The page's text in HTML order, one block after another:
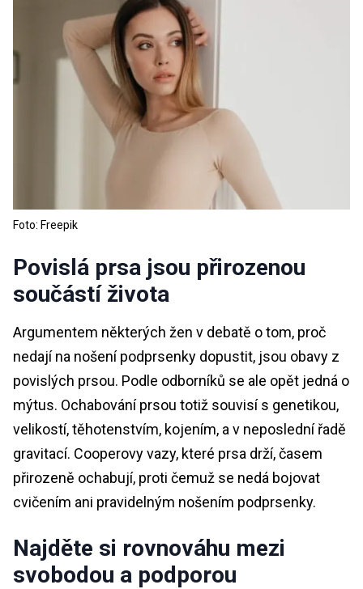
Foto: Freepik
Povislá prsa jsou přirozenou
součástí života
Argumentem některých žen v debatě o tom, proč
nedají na nošení podprsenky dopustit, jsou obavy z
povislých prsou. Podle odborníků se ale opět jedná o
mýtus. Ochabování prsou totiž souvisí s genetikou,
velikostí, těhotenstvím, kojením, a v neposlední řadě
gravitací. Cooperovy vazy, které prsa drží, časem
přirozeně ochabují, proti čemuž se nedá bojovat
cvičením ani pravidelným nošením podprsenky.
Najděte si rovnováhu mezi
svobodou a podporou